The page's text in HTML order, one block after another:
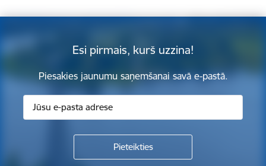
Esi pirmais, kurš uzzina!
Piesakies jaunumu saņemšanai savā e-pastā.